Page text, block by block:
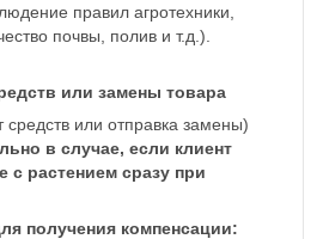
правил агротехники,
почвы, полив и т.д.).
или замены товара
средств или отправка замены)
в случае, если клиент
растением сразу при
получения компенсации: